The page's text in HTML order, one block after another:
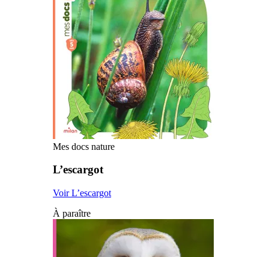
Mes docs nature
L’escargot
Voir L’escargot
À paraître